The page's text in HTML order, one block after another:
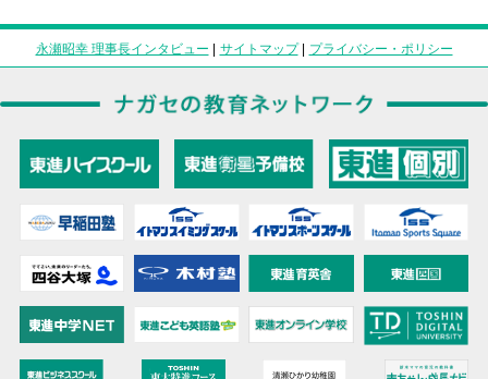
永瀬昭幸 理事長インタビュー | サイトマップ| プライバシー・ポリシー